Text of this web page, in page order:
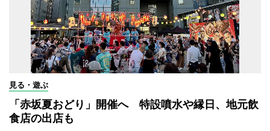
見る・遊ぶ
「赤坂夏おどり」開催へ 特設噴水や縁日、地元飲
食店の出店も